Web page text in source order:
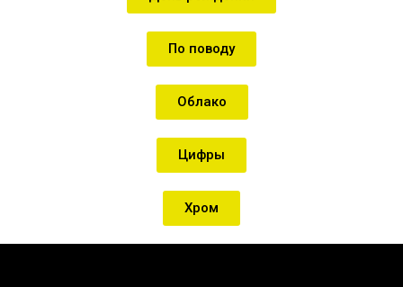
По поводу
Облако
Цифры
Хром